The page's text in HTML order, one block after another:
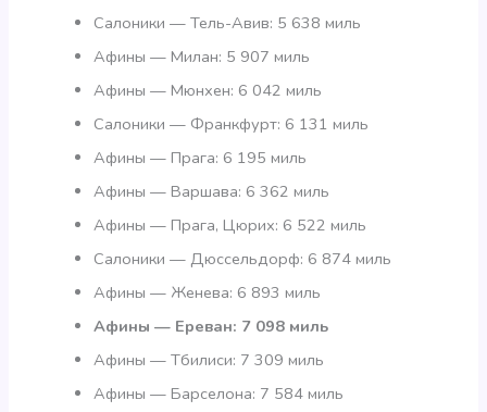
Салоники — Тель-Авив: 5 638 миль
Афины — Милан: 5 907 миль
Афины — Мюнхен: 6 042 миль
Салоники — Франкфурт: 6 131 миль
Афины — Прага: 6 195 миль
Афины — Варшава: 6 362 миль
Афины — Прага, Цюрих: 6 522 миль
Салоники — Дюссельдорф: 6 874 миль
Афины — Женева: 6 893 миль
Афины — Ереван: 7 098 миль
Афины — Тбилиси: 7 309 миль
Афины — Барселона: 7 584 миль